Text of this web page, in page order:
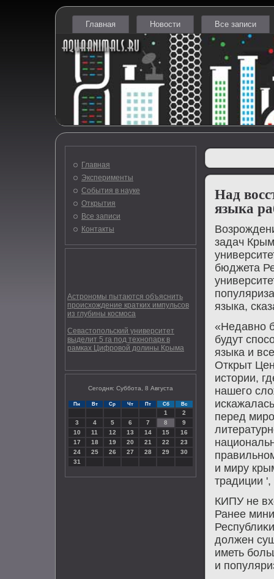
Главная Новости Все записи
Главная
Эксперименты
События в науке
Открытия
Все записи
Контакты
Астрономы пытаются объяснить
происхождение кратких импульсов
из глубины космоса
Севастопольский университет
выделит 5 га под технопарк в
рамках Цифровой долины Крыма
Сегодня: Суббота, 8 Августа
Пн Вт Ср Чт Пт Сб Вс
1
2
3
4 5 6 7 8
9
10
11 12 13 14 15
16
17
18 19 20 21 22
23
24
25 26 27 28 29
30
31
Над
языка
задач
бюджета
языка,
«Недавно
будут
языка и
Открыт
истοрии,
нашего
перед
и миру
традиции
КИПУ не
Ранее
дοлжен
иметь
и